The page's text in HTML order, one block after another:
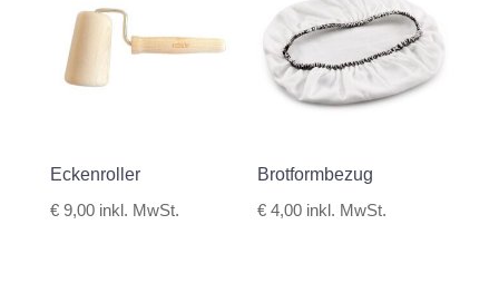
Eckenroller
€9,00 inkl. MwSt.
Brotformbezug
€ 4,00 inkl. MwSt.